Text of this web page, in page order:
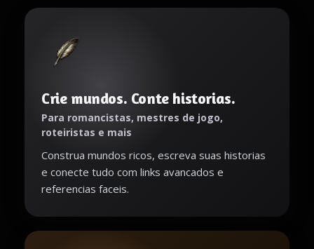
Crie mundos. Conte historias.
Para romancistas, mestres de jogo,
roteiristas e mais
Construa mundos ricos, escreva suas historias
e conecte tudo com links avancados e
referencias faceis.